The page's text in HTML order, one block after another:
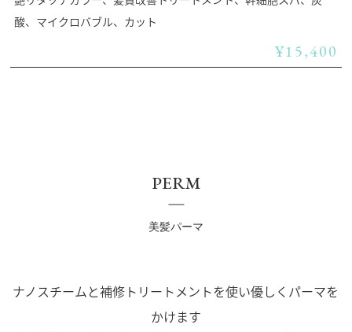
酸、マイクロバブル、カット
¥15,400
PERM
美髪パーマ
ナノスチームと補修トリートメントを使い優しくパーマを
かけます